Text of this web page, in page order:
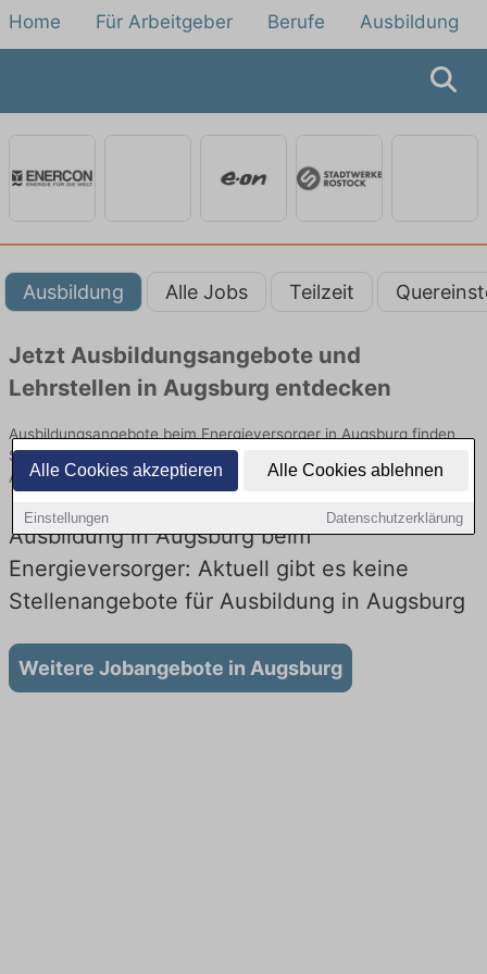
Alle Cookies akzeptieren Alle Cookies ablehnen
Einstellungen Datenschutzerklärung
Home Für Arbeitgeber Berufe Ausbildung
Ausbildung Alle Jobs Teilzeit
Jetzt Ausbildungsangebote und
Lehrstellen in Augsburg entdecken
Ausbildungsangebote beim Energieversorger in Augsburg finden
Sie von namhaften Firmen. Entdecken Sie freie Optionen von Top-
Arbeitgebern und bewerben Sie sich noch heute.
Ausbildung in Augsburg beim
Energieversorger: Aktuell gibt es keine
Stellenangebote für Ausbildung in Augsburg
Weitere Jobangebote in Augsburg